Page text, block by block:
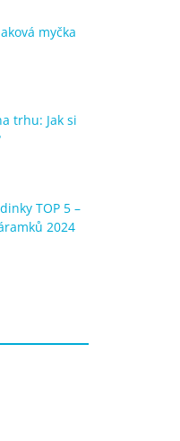
myčka
trhu: Jak si
TOP 5 –
2024